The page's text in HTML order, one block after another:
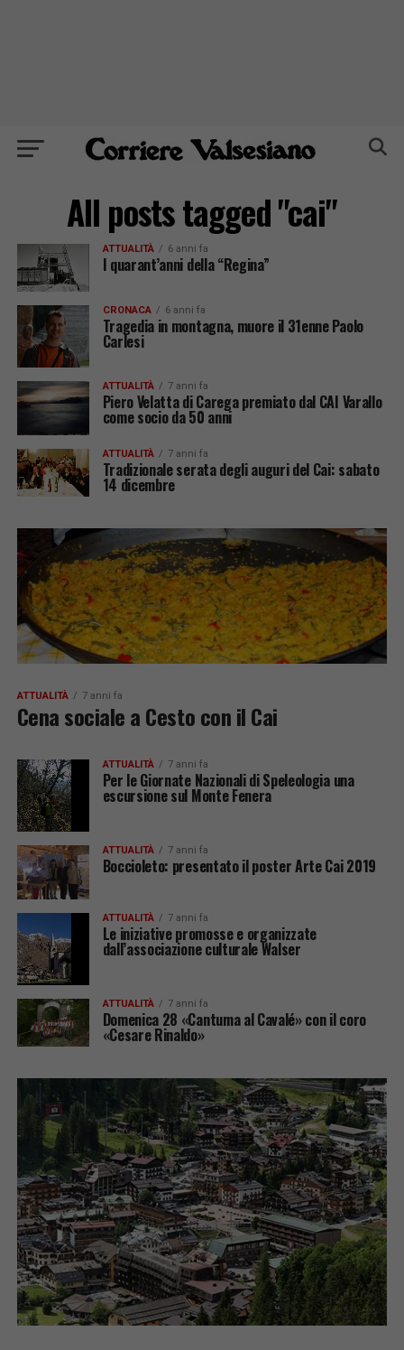
All posts tagged "cai"
ATTUALITÀ 6 anni fa
I quarant’anni della “Regina”
CRONACA 6 anni fa
Tragedia in montagna, muore il 31enne Paolo
Carlesi
ATTUALITÀ 7 anni fa
Piero Velatta di Carega premiato dal CAI Varallo
come socio da 50 anni
ATTUALITÀ 7 anni fa
Tradizionale serata degli auguri del Cai: sabato
14 dicembre
ATTUALITÀ 7 anni fa
Cena sociale a Cesto con il Cai
ATTUALITÀ 7 anni fa
Per le Giornate Nazionali di Speleologia una
escursione sul Monte Fenera
ATTUALITÀ 7 anni fa
Boccioleto: presentato il poster Arte Cai 2019
ATTUALITÀ 7 anni fa
Le iniziative promosse e organizzate
dall’associazione culturale Walser
ATTUALITÀ 7 anni fa
Domenica 28 «Cantuma al Cavalé» con il coro
«Cesare Rinaldo»